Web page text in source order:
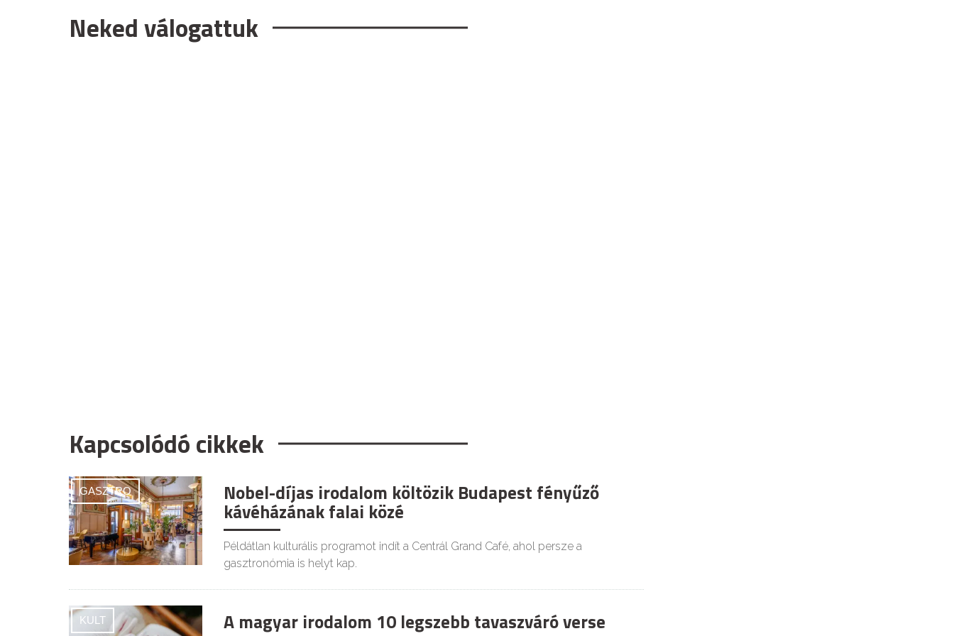
Neked válogattuk
Kapcsolódó cikkek
GASZTRO Nobel-díjas irodalom költözik Budapest fényűző
kávéházának falai közé
Példátlan kulturális programot indít a Centrál Grand Café, ahol persze a
gasztronómia is helyt kap.
KULT A magyar irodalom 10 legszebb tavaszváró verse